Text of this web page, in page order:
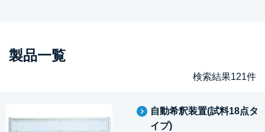
製品一覧
検索結果121件
自動希釈装置(試料18点タ
イプ)